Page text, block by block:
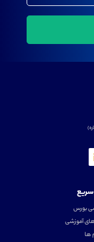
بورس
آموزشی
ها